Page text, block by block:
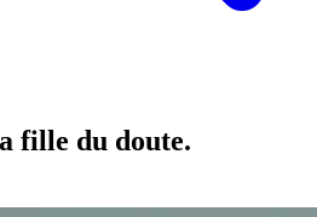
fille du doute.